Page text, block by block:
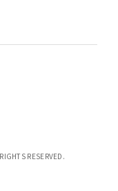
RESERVED.